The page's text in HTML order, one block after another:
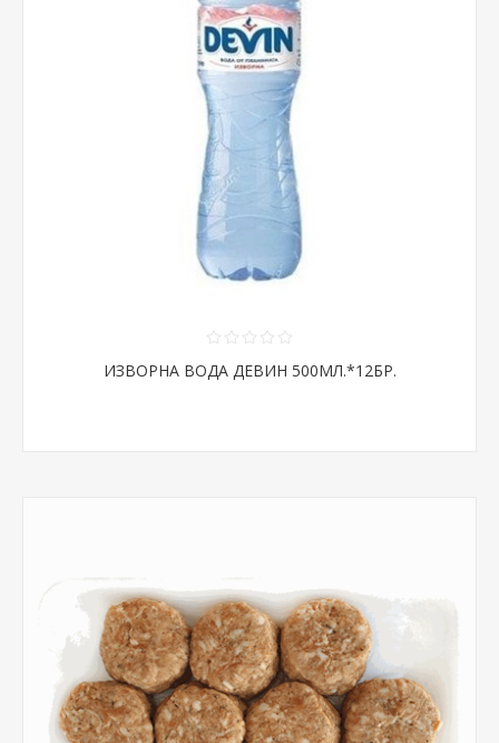
ИЗВОРНА ВОДА ДЕВИН 500МЛ.*12БР.